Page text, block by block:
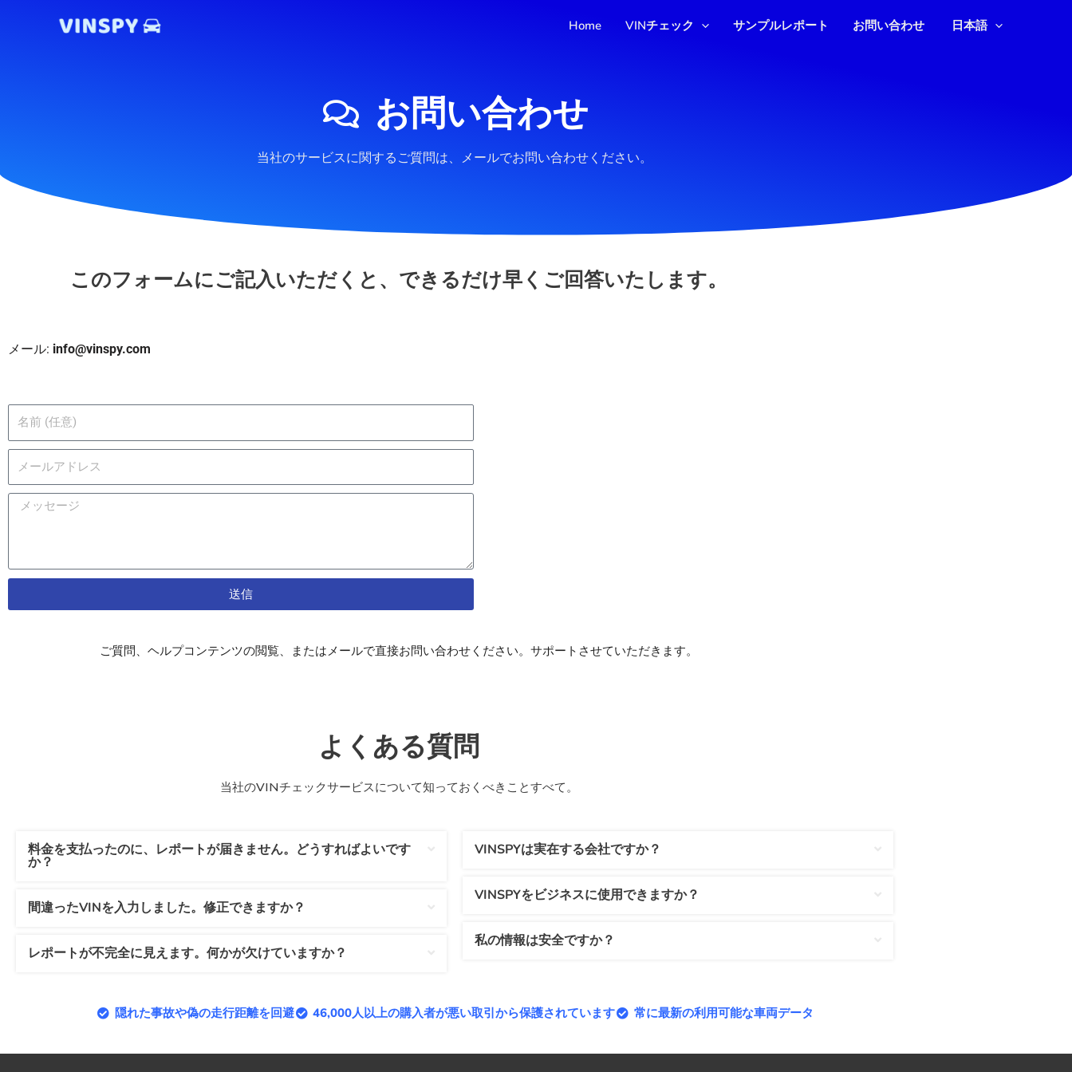
Home VINチェック サンプルレポート お問い合わせ 日本語
お問い合わせ
当社のサービスに関するご質問は、メールでお問い合わせください。
このフォームにご記入いただくと、できるだけ早くご回答いたします。
メール: info@vinspy.com
送信
ご質問、ヘルプコンテンツの閲覧、またはメールで直接お問い合わせください。サポートさせていただきます。
よくある質問
当社のVINチェックサービスについて知っておくべきことすべて。
料金を支払ったのに、レポートが届きません。どうすればよいです
か？
間違ったVINを入力しました。修正できますか？
レポートが不完全に見えます。何かが欠けていますか？
VINSPYは実在する会社ですか？
VINSPYをビジネスに使用できますか？
私の情報は安全ですか？
隠れた事故や偽の走行距離を回避 46,000人以上の購入者が悪い取引から保護されています 常に最新の利用可能な車両データ